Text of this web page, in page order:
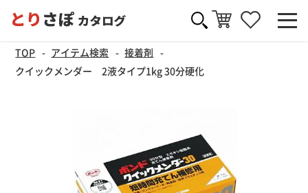
TOP アイテム検索
接着剤
クイックメンダー 2液タイプ1kg 30分硬化